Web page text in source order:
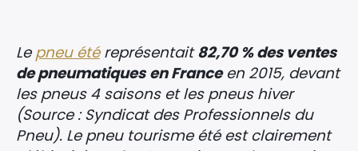
Le pneu étéreprésentait 82,70 % des ventes
de pneumatiques en Franceen 2015, devant
les pneus 4 saisons et les pneus hiver
(Source : Syndicat des Professionnels du
Pneu). Le pneu tourisme été est clairement